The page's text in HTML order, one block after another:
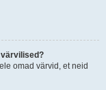
värvilised?
omad värvid, et neid